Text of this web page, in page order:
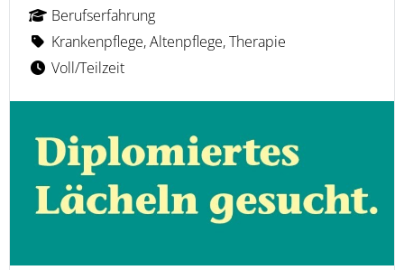
Berufserfahrung
Krankenpflege, Altenpflege, Therapie
Voll/Teilzeit